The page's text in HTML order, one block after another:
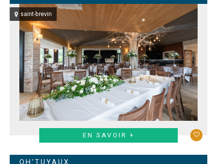
saint-brevin
EN SAVOIR +